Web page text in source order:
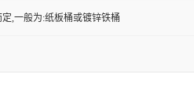
,一般为:纸板桶或镀锌铁桶